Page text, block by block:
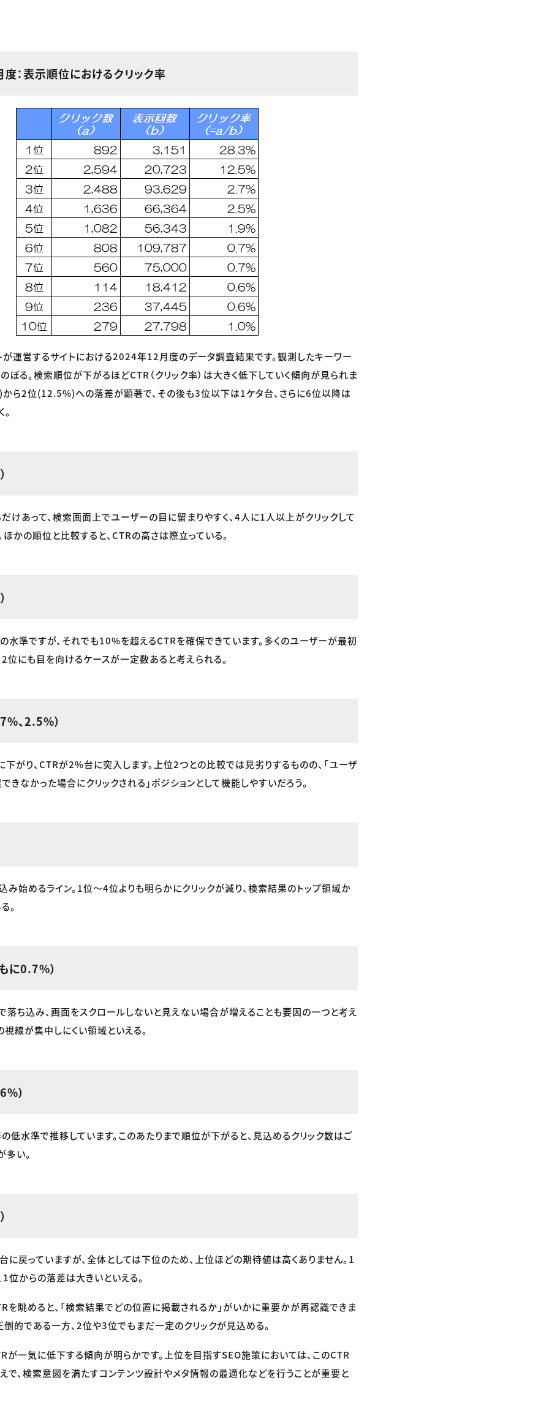
：表示順位におけるクリック率
が運営するサイトにおける2024年12月度のデータ調査結果です。観測したキーワー
ぼる。検索順位が下がるほどCTR（クリック率）は大きく低下していく傾向が見られま
ら2位(12.5%)への落差が顕著で、その後も3位以下は1ケタ台、さらに6位以降は
けあって、検索画面上でユーザーの目に留まりやすく、4人に1人以上がクリックして
ほかの順位と比較すると、CTRの高さは際立っている。
水準ですが、それでも10%を超えるCTRを確保できています。多くのユーザーが最初
位にも目を向けるケースが一定数あると考えられる。
、2.5%）
がり、CTRが2%台に突入します。上位2つとの比較では見劣りするものの、「ユーザ
きなかった場合にクリックされる」ポジションとして機能しやすいだろう。
始めるライン。1位〜4位よりも明らかにクリックが減り、検索結果のトップ領域か
。
に0.7%）
落ち込み、画面をスクロールしないと見えない場合が増えることも要因の一つと考え
視線が集中しにくい領域といえる。
）
低水準で推移しています。このあたりまで順位が下がると、見込めるクリック数はご
多い。
戻っていますが、全体としては下位のため、上位ほどの期待値は高くありません。1
位からの落差は大きいといえる。
を眺めると、「検索結果でどの位置に掲載されるか」がいかに重要かが再認識できま
的である一方、2位や3位でもまだ一定のクリックが見込める。
が一気に低下する傾向が明らかです。上位を目指すSEO施策においては、このCTR
で、検索意図を満たすコンテンツ設計やメタ情報の最適化などを行うことが重要と